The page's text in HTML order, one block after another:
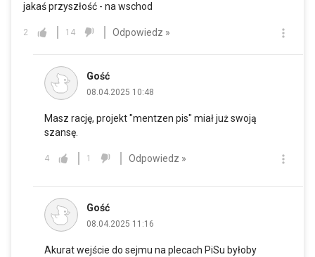
jakaś przyszłość - na wschod
2 14 Odpowiedz »
Gość
08.04.2025 10:48
Masz rację, projekt "mentzen pis" miał już swoją
szansę.
4 1 Odpowiedz »
Gość
08.04.2025 11:16
Akurat wejście do sejmu na plecach PiSu byłoby